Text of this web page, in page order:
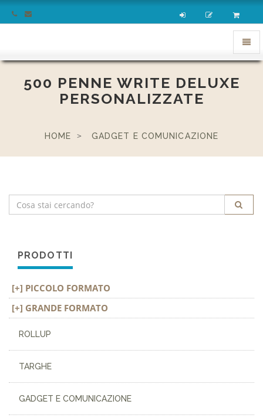
Apri
menu
500 PENNE WRITE DELUXE
PERSONALIZZATE
HOME GADGET E COMUNICAZIONE
PRODOTTI
PICCOLO FORMATO
GRANDE FORMATO
ROLLUP
TARGHE
GADGET E COMUNICAZIONE